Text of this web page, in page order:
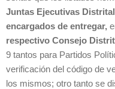
Juntas Ejecutivas
encargados de entregar,
respectivo Consejo
9 tantos para Partidos
verificación del código de
los mismos; otro tanto se